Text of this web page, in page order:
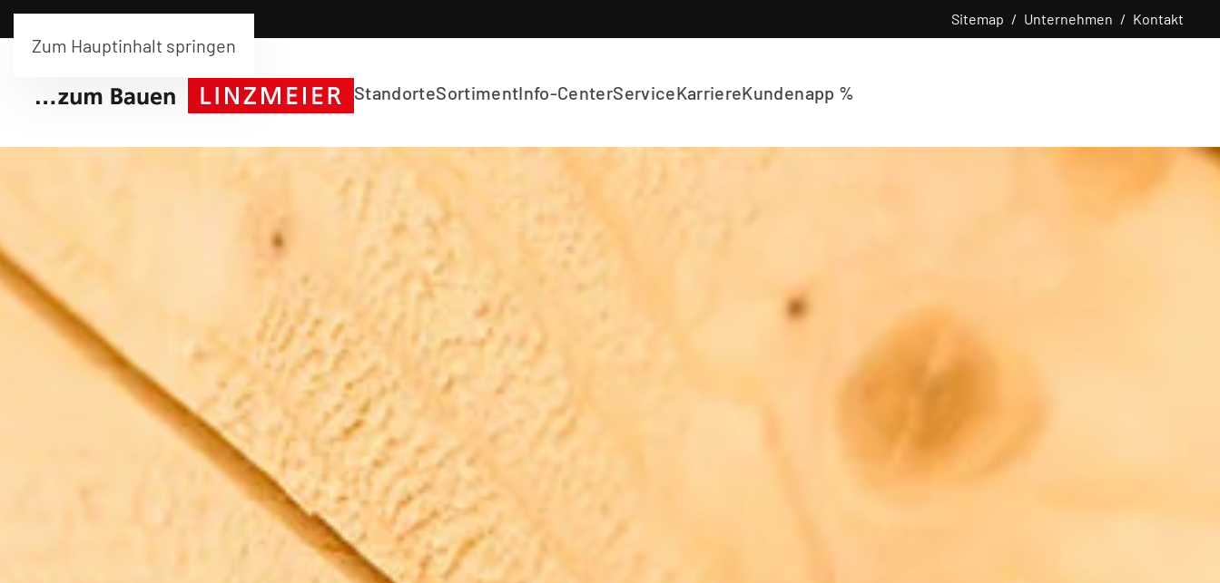
Zum Hauptinhalt springen
Sitemap Unternehmen Kontakt
StandorteSortimentInfo-CenterServiceKarriereKundenapp %